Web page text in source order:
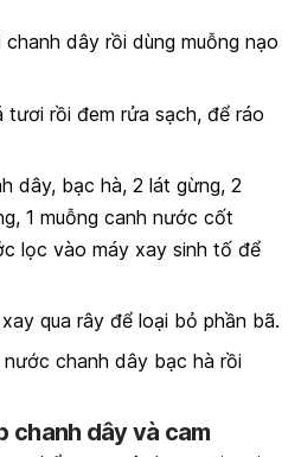
dây rồi dùng muỗng nạo
tươi rồi đem rửa sạch, để ráo
dây, bạc hà, 2 lát gừng, 2
1 muỗng canh nước cốt
lọc vào máy xay sinh tố để
qua rây để loại bỏ phần bã.
chanh dây bạc hà rồi
chanh dây và cam